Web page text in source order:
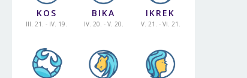
KOS
III. 21. - IV. 19.
BIKA
IV. 20. - V. 20.
IKREK
V. 21. - VI. 21.